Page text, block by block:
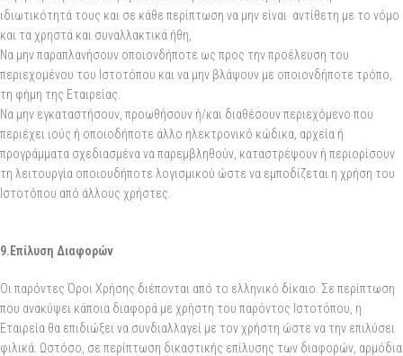
ιδιωτικότητά τους και σε κάθε περίπτωση να μην είναι αντίθετη με το νόμο
και τα χρηστά και συναλλακτικά ήθη,
Να μην παραπλανήσουν οποιονδήποτε ως προς την προέλευση του
περιεχομένου του Ιστοτόπου και να μην βλάψουν με οποιονδήποτε τρόπο,
τη φήμη της Εταιρείας.
Να μην εγκαταστήσουν, προωθήσουν ή/και διαθέσουν περιεχόμενο που
περιέχει ιούς ή οποιοδήποτε άλλο ηλεκτρονικό κώδικα, αρχεία ή
προγράμματα σχεδιασμένα να παρεμβληθούν, καταστρέψουν ή περιορίσουν
τη λειτουργία οποιουδήποτε λογισμικού ώστε να εμποδίζεται η χρήση του
Ιστοτόπου από άλλους χρήστες.
9.Επίλυση Διαφορών
Οι παρόντες Όροι Χρήσης διέπονται από το ελληνικό δίκαιο. Σε περίπτωση
που ανακύψει κάποια διαφορά με χρήστη του παρόντος Ιστοτόπου, η
Εταιρεία θα επιδιώξει να συνδιαλλαγεί με τον χρήστη ώστε να την επιλύσει
φιλικά. Ωστόσο, σε περίπτωση δικαστικής επίλυσης των διαφορών, αρμόδια